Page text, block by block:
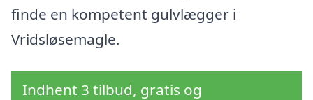
finde en kompetent gulvlægger i
Vridsløsemagle.
Indhent 3 tilbud, gratis og